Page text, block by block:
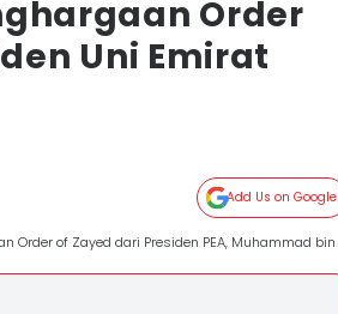
Order
Uni Emirat
Add Us on Google
Order of Zayed dari Presiden PEA, Muhammad bin